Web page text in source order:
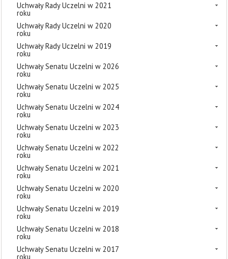
Uchwały Rady Uczelni w 2021
roku
Uchwały Rady Uczelni w 2020
roku
Uchwały Rady Uczelni w 2019
roku
Uchwały Senatu Uczelni w 2026
roku
Uchwały Senatu Uczelni w 2025
roku
Uchwały Senatu Uczelni w 2024
roku
Uchwały Senatu Uczelni w 2023
roku
Uchwały Senatu Uczelni w 2022
roku
Uchwały Senatu Uczelni w 2021
roku
Uchwały Senatu Uczelni w 2020
roku
Uchwały Senatu Uczelni w 2019
roku
Uchwały Senatu Uczelni w 2018
roku
Uchwały Senatu Uczelni w 2017
roku